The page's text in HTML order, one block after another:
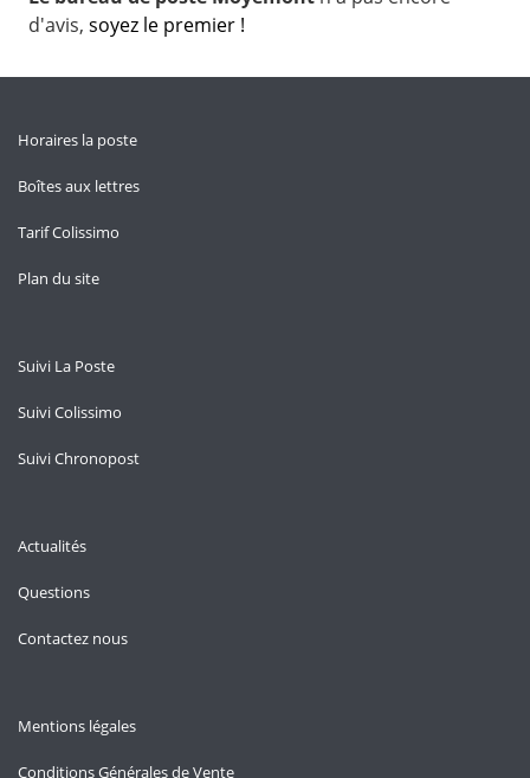
d'avis, soyez le premier !
Horaires la poste
Boîtes aux lettres
Tarif Colissimo
Plan du site
Suivi La Poste
Suivi Colissimo
Suivi Chronopost
Actualités
Questions
Contactez nous
Mentions légales
Conditions Générales de Vente